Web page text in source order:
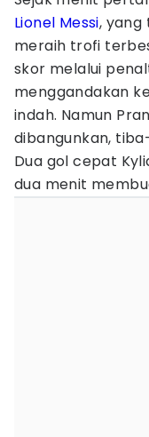
Lionel Messi, yang
meraih trofi
skor melalui
menggandakan
indah. Namun
dibangunkan,
Dua gol cepat
dua menit